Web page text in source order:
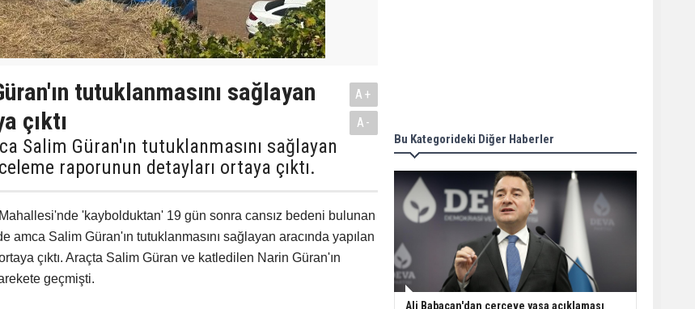
tutuklanmasını sağlayan
çıktı
Salim Güran'ın tutuklanmasını sağlayan
raporunun detayları ortaya çıktı.
A+
A-
'kaybolduktan' 19 gün sonra cansız bedeni bulunan
amca Salim Güran'ın tutuklanmasını sağlayan aracında yapılan
çıktı. Araçta Salim Güran ve katledilen Narin Güran'ın
geçmişti.
Bu Kategorideki Diğer Haberler
Ali Babacan'dan çerçeve yasa açıklaması